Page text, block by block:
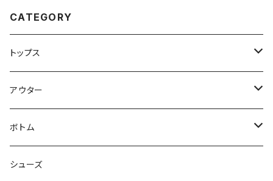
CATEGORY
トップス
Tシャツ
シャツ
ニット
アウター
ジャケット
コート
ボトム
パンツ
シューズ